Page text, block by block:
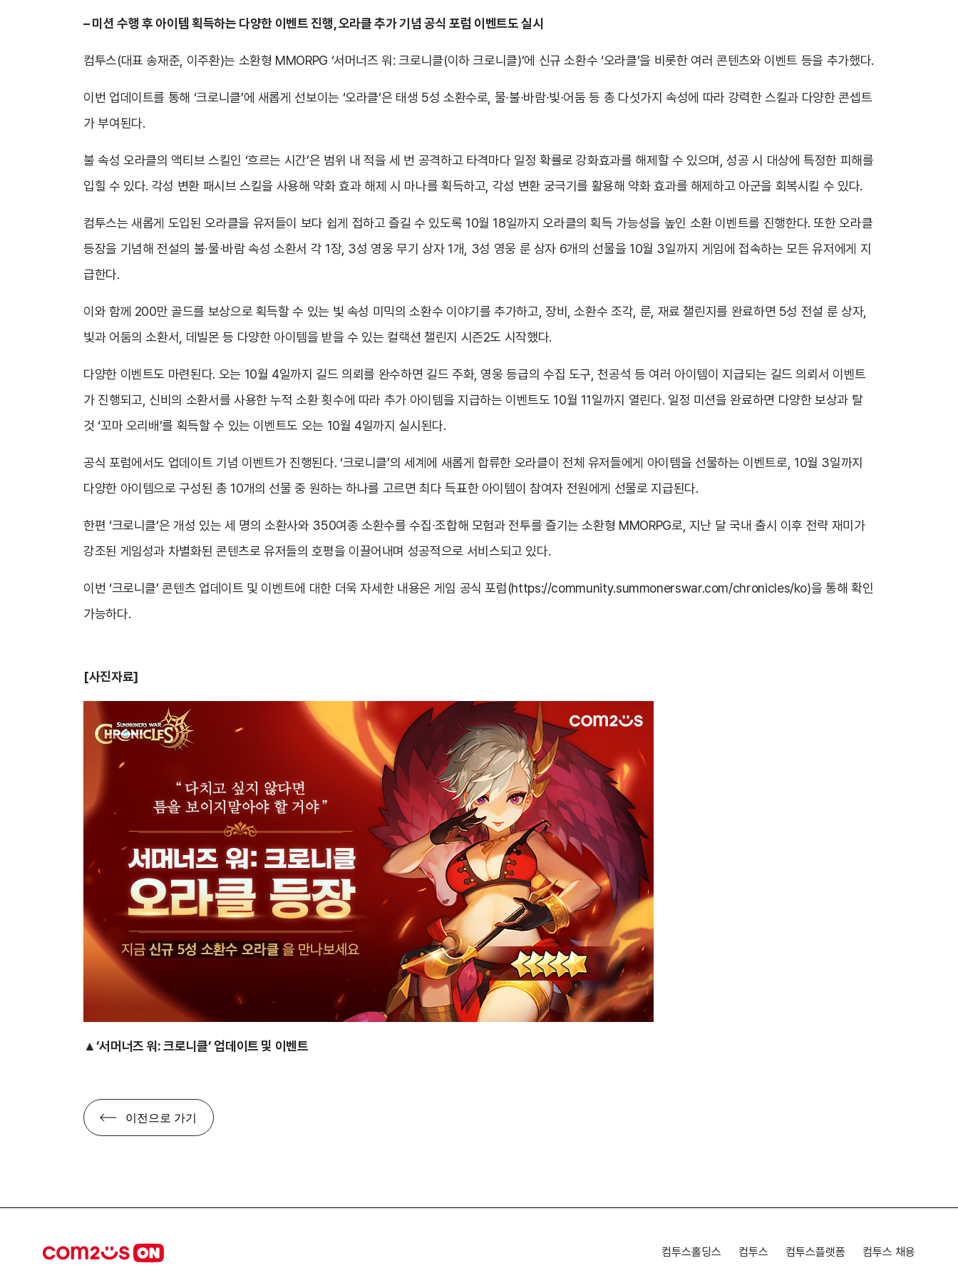
– 미션 수행 후 아이템 획득하는 다양한 이벤트 진행, 오라클 추가 기념 공식 포럼 이벤트도 실시
컴투스(대표 송재준, 이주환)는 소환형 MMORPG ‘서머너즈 워: 크로니클(이하 크로니클)’에 신규 소환수 ‘오라클’을 비롯한 여러 콘텐츠와 이벤트 등을 추가했다.
이번 업데이트를 통해 ‘크로니클’에 새롭게 선보이는 ‘오라클’은 태생 5성 소환수로, 물∙불∙바람∙빛∙어둠 등 총 다섯가지 속성에 따라 강력한 스킬과 다양한 콘셉트
가 부여된다.
불 속성 오라클의 액티브 스킬인 ‘흐르는 시간’은 범위 내 적을 세 번 공격하고 타격마다 일정 확률로 강화효과를 해제할 수 있으며, 성공 시 대상에 특정한 피해를
입힐 수 있다. 각성 변환 패시브 스킬을 사용해 약화 효과 해제 시 마나를 획득하고, 각성 변환 궁극기를 활용해 약화 효과를 해제하고 아군을 회복시킬 수 있다.
컴투스는 새롭게 도입된 오라클을 유저들이 보다 쉽게 접하고 즐길 수 있도록 10월 18일까지 오라클의 획득 가능성을 높인 소환 이벤트를 진행한다. 또한 오라클
등장을 기념해 전설의 불∙물∙바람 속성 소환서 각 1장, 3성 영웅 무기 상자 1개, 3성 영웅 룬 상자 6개의 선물을 10월 3일까지 게임에 접속하는 모든 유저에게 지
급한다.
이와 함께 200만 골드를 보상으로 획득할 수 있는 빛 속성 미믹의 소환수 이야기를 추가하고, 장비, 소환수 조각, 룬, 재료 챌린지를 완료하면 5성 전설 룬 상자,
빛과 어둠의 소환서, 데빌몬 등 다양한 아이템을 받을 수 있는 컬랙션 챌린지 시즌2도 시작했다.
다양한 이벤트도 마련된다. 오는 10월 4일까지 길드 의뢰를 완수하면 길드 주화, 영웅 등급의 수집 도구, 천공석 등 여러 아이템이 지급되는 길드 의뢰서 이벤트
가 진행되고, 신비의 소환서를 사용한 누적 소환 횟수에 따라 추가 아이템을 지급하는 이벤트도 10월 11일까지 열린다. 일정 미션을 완료하면 다양한 보상과 탈
것 ‘꼬마 오리배’를 획득할 수 있는 이벤트도 오는 10월 4일까지 실시된다.
공식 포럼에서도 업데이트 기념 이벤트가 진행된다. ‘크로니클’의 세계에 새롭게 합류한 오라클이 전체 유저들에게 아이템을 선물하는 이벤트로, 10월 3일까지
다양한 아이템으로 구성된 총 10개의 선물 중 원하는 하나를 고르면 최다 득표한 아이템이 참여자 전원에게 선물로 지급된다.
한편 ‘크로니클’은 개성 있는 세 명의 소환사와 350여종 소환수를 수집∙조합해 모험과 전투를 즐기는 소환형 MMORPG로, 지난 달 국내 출시 이후 전략 재미가
강조된 게임성과 차별화된 콘텐츠로 유저들의 호평을 이끌어내며 성공적으로 서비스되고 있다.
이번 ‘크로니클’ 콘텐츠 업데이트 및 이벤트에 대한 더욱 자세한 내용은 게임 공식 포럼(https://community.summonerswar.com/chronicles/ko)을 통해 확인
가능하다.
[사진자료]
▲’서머너즈 워: 크로니클’ 업데이트 및 이벤트
이전으로 가기
컴투스홀딩스 컴투스 컴투스플랫폼 컴투스 채용